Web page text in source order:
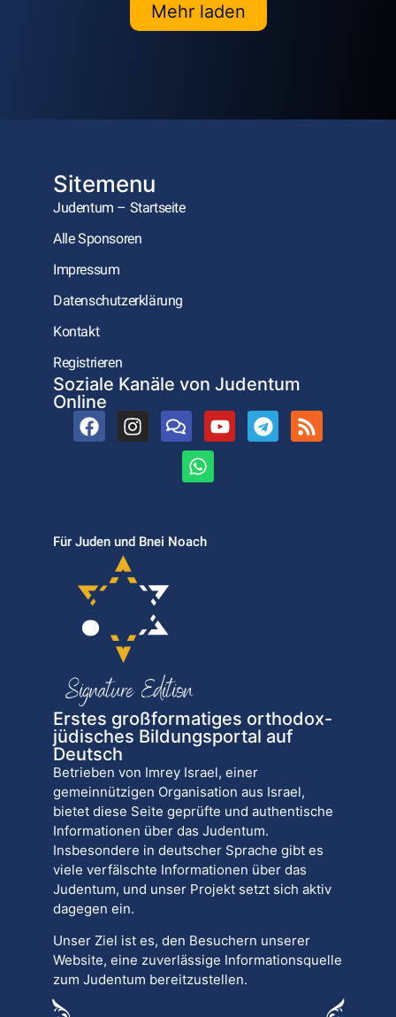
Mehr laden
Sitemenu
Judentum – Startseite
Alle Sponsoren
Impressum
Datenschutzerklärung
Kontakt
Registrieren
Soziale Kanäle von Judentum
Online
Für Juden und Bnei Noach
Erstes großformatiges orthodox-
jüdisches Bildungsportal auf
Deutsch
Betrieben von Imrey Israel, einer
gemeinnützigen Organisation aus Israel,
bietet diese Seite geprüfte und authentische
Informationen über das Judentum.
Insbesondere in deutscher Sprache gibt es
viele verfälschte Informationen über das
Judentum, und unser Projekt setzt sich aktiv
dagegen ein.
Unser Ziel ist es, den Besuchern unserer
Website, eine zuverlässige Informationsquelle
zum Judentum bereitzustellen.